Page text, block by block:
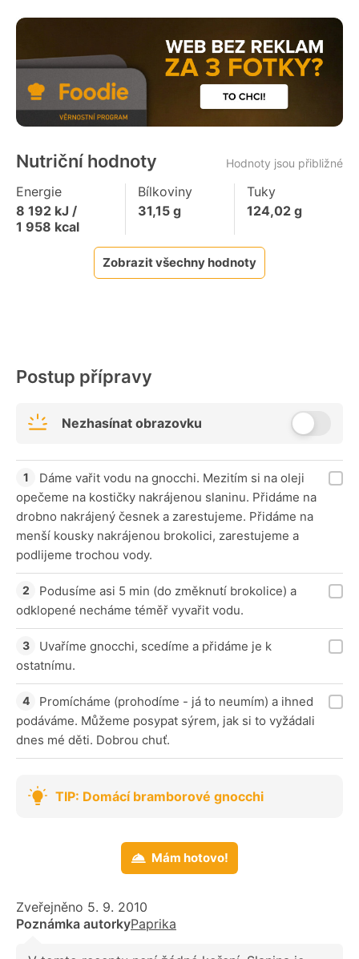
Nutriční hodnoty Hodnoty jsou přibližné
Energie
8 192 kJ /
1 958 kcal
Bílkoviny
31,15g
Tuky
124,02g
Zobrazit všechny hodnoty
Postup přípravy
Nezhasínat obrazovku
Dáme vařit vodu na gnocchi. Mezitím si na oleji
opečeme na kostičky nakrájenou slaninu. Přidáme na
drobno nakrájený česnek a zarestujeme. Přidáme na
menší kousky nakrájenou brokolici, zarestujeme a
podlijeme trochou vody.
Podusíme asi 5 min (do změknutí brokolice) a
odklopené necháme téměř vyvařit vodu.
Uvaříme gnocchi, scedíme a přidáme je k
ostatnímu.
Promícháme (prohodíme - já to neumím) a ihned
podáváme. Můžeme posypat sýrem, jak si to vyžádali
dnes mé děti. Dobrou chuť.
TIP: Domácí bramborové gnocchi
Mám hotovo!
Zveřejněno 5. 9. 2010
Poznámka autorkyPaprika